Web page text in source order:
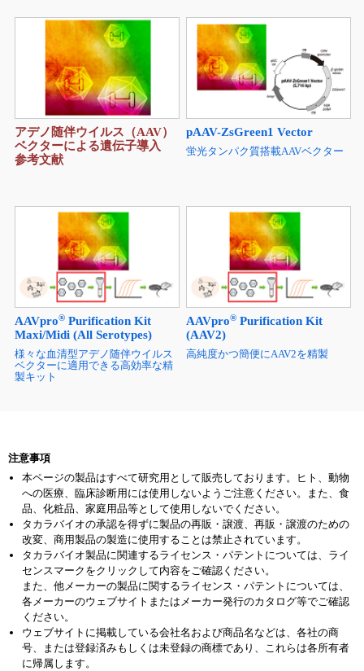
アデノ随伴ウイルス（AAV）
ベクターによる遺伝子導入
参考文献
pAAV-ZsGreen1 Vector
蛍光タンパク質搭載AAVベクター
AAVpro®Purification Kit
Maxi/Midi (All Serotypes)
様々な血清型アデノ随伴ウイルス
ベクターに適用できる高効率な精
製キット
AAVpro® Purification Kit
(AAV2)
高純度かつ簡便にAAV2を精製
注意事項
本ページの製品はすべて研究用として販売しております。ヒト、動物
への医療、臨床診断用には使用しないようご注意ください。また、食
品、化粧品、家庭用品等として使用しないでください。
タカラバイオの承認を得ずに製品の再販・譲渡、再販・譲渡のための
改変、商用製品の製造に使用することは禁止されています。
タカラバイオ製品に関連するライセンス・パテントについては、ライ
センスマークをクリックして内容をご確認ください。
また、他メーカーの製品に関するライセンス・パテントについては、
各メーカーのウェブサイトまたはメーカー発行のカタログ等でご確認
ください。
ウェブサイトに掲載している会社名および商品名などは、各社の商
号、または登録済みもしくは未登録の商標であり、これらは各所有者
に帰属します。